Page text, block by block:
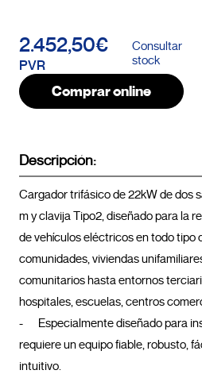
2.452,50€
PVR
Consultar
stock
Comprar online
Descripción:
Cargador trifásico de 22kW de dos
m y clavija Tipo2, diseñado para la
de vehículos eléctricos en todo tipo
comunidades, viviendas
comunitarios hasta entornos
hospitales, escuelas, centros
-	Especialmente diseñado para instalaciones donde se
requiere un equipo fiable, robusto,
intuitivo.